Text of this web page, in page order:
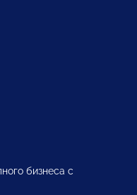
бизнеса с